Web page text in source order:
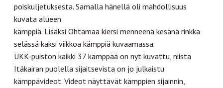
poiskuljetuksesta. Samalla hänellä oli mahdollisuus
kuvata alueen
kämppiä. Lisäksi Ohtamaa kiersi menneenä kesänä rinkka
selässä kaksi viikkoa kämppiä kuvaamassa.
UKK-puiston kaikki 37 kämppää on nyt kuvattu, niistä
Itäkairan puolella sijaitsevista on jo julkaistu
kämppävideot. Videot näyttävät kämppien sijainnin,